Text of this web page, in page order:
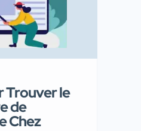
Trouver le
de
Chez